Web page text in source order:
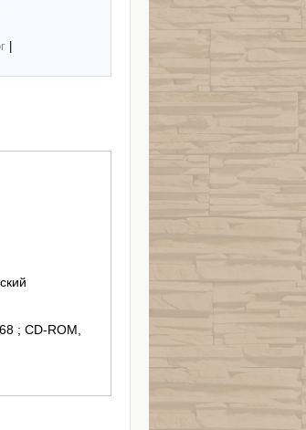
|
; CD-ROM,